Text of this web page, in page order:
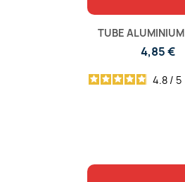
TUBE
4,85 €
4.8 / 5